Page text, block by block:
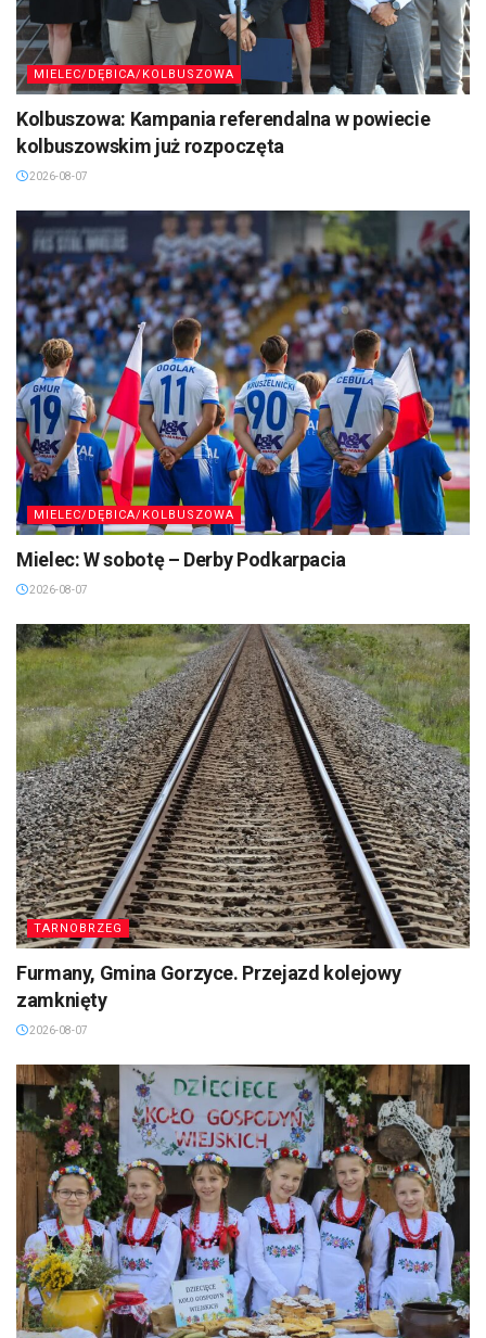
MIELEC/DĘBICA/KOLBUSZOWA
Kolbuszowa: Kampania referendalna w powiecie
kolbuszowskim już rozpoczęta
2026-08-07
MIELEC/DĘBICA/KOLBUSZOWA
Mielec: W sobotę – Derby Podkarpacia
2026-08-07
TARNOBRZEG
Furmany, Gmina Gorzyce. Przejazd kolejowy
zamknięty
2026-08-07